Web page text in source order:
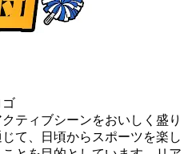
ゴ
ティブシーンをおいしく盛り
て、日頃からスポーツを楽し